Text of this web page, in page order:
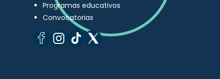
Programas educativos
Convocatorias